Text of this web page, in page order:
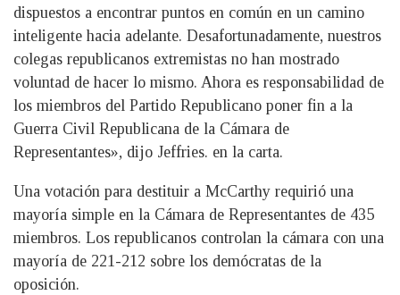
dispuestos a encontrar puntos en común en un camino
inteligente hacia adelante. Desafortunadamente, nuestros
colegas republicanos extremistas no han mostrado
voluntad de hacer lo mismo. Ahora es responsabilidad de
los miembros del Partido Republicano poner fin a la
Guerra Civil Republicana de la Cámara de
Representantes», dijo Jeffries. en la carta.
Una votación para destituir a McCarthy requirió una
mayoría simple en la Cámara de Representantes de 435
miembros. Los republicanos controlan la cámara con una
mayoría de 221-212 sobre los demócratas de la
oposición.